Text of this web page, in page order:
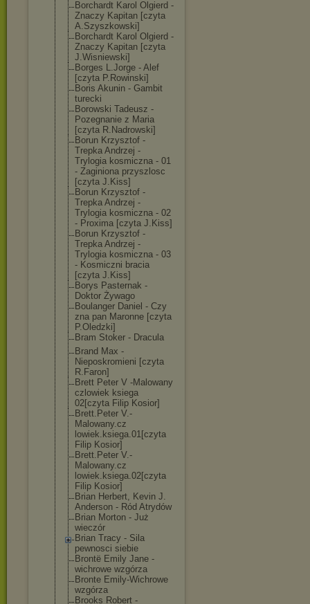
Borchardt Karol Olgierd -
Znaczy Kapitan [czyta
A.Szyszkowski]
Borchardt Karol Olgierd -
Znaczy Kapitan [czyta
J.Wisniewski]
Borges L.Jorge - Alef
[czyta P.Rowinski]
Boris Akunin - Gambit
turecki
Borowski Tadeusz -
Pozegnanie z Maria
[czyta R.Nadrowski]
Borun Krzysztof -
Trepka Andrzej -
Trylogia kosmiczna - 01
- Zaginiona przyszlosc
[czyta J.Kiss]
Borun Krzysztof -
Trepka Andrzej -
Trylogia kosmiczna - 02
- Proxima [czyta J.Kiss]
Borun Krzysztof -
Trepka Andrzej -
Trylogia kosmiczna - 03
- Kosmiczni bracia
[czyta J.Kiss]
Borys Pasternak -
Doktor Żywago
Boulanger Daniel - Czy
zna pan Maronne [czyta
P.Oledzki]
Bram Stoker - Dracula
Brand Max -
Nieposkromieni [czyta
R.Faron]
Brett Peter V -Malowany
czlowiek ksiega
02[czyta Filip Kosior]
Brett.Peter V.-
Malowany.cz
lowiek.ksiega.01[czyta
Filip Kosior]
Brett.Peter V.-
Malowany.cz
lowiek.ksiega.02[czyta
Filip Kosior]
Brian Herbert, Kevin J.
Anderson - Ród Atrydów
Brian Morton - Już
wieczór
Brian Tracy - Sila
pewnosci siebie
Brontë Emily Jane -
wichrowe wzgórza
Bronte Emily-Wichrowe
wzgórza
Brooks Robert -